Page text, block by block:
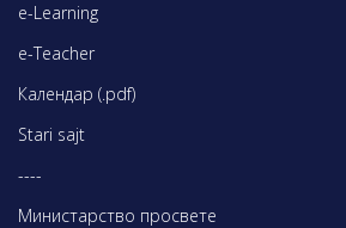
e-Learning
e-Teacher
Календар (.pdf)
Stari sajt
----
Министарство просвете